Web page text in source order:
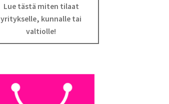
Lue tästä miten tilaat
yritykselle, kunnalle tai
valtiolle!